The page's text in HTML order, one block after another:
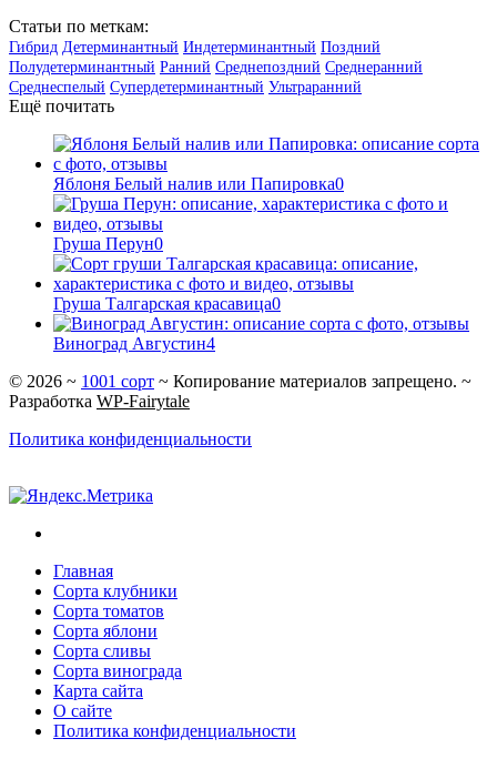
Статьи по меткам:
Гибрид Детерминантный Индетерминантный Поздний
Полудетерминантный Ранний Среднепоздний Среднеранний
Среднеспелый Супердетерминантный Ультраранний
Ещё почитать
Яблоня Белый налив или Папировка0
Груша Перун0
Груша Талгарская красавица0
Виноград Августин4
© 2026 ~ 1001 сорт ~ Копирование материалов запрещено. ~
Разработка WP-Fairytale
Политика конфиденциальности
Главная
Сорта клубники
Сорта томатов
Сорта яблони
Сорта сливы
Сорта винограда
Карта сайта
О сайте
Политика конфиденциальности